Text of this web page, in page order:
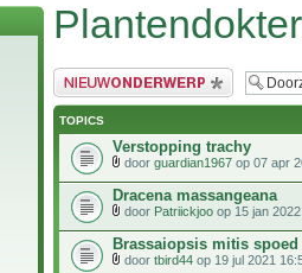
Plaats een nieuw bericht
TOPICS
Verstopping trachy
door guardian1967 op 07 apr
Dracena massangeana
door Patriickjoo op 15 jan
Brassaiopsis mitis spoed
door tbird44 op 19 jul 2021